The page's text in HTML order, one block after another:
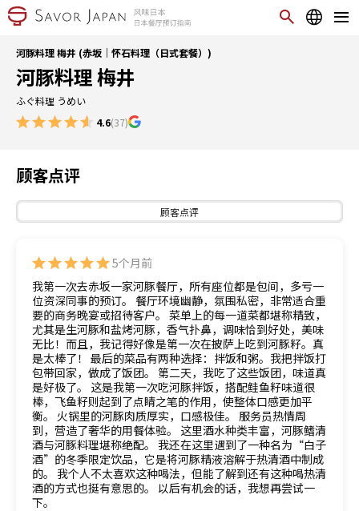
河豚料理 梅井 (赤坂｜怀石料理（日式套餐）)
河豚料理 梅井
ふぐ料理 うめい
4.6(37)
顾客点评
顾客点评
5个月前
我第一次去赤坂一家河豚餐厅，所有座位都是包间，多亏一
位资深同事的预订。 餐厅环境幽静，氛围私密，非常适合重
要的商务晚宴或招待客户。 菜单上的每一道菜都堪称精致，
尤其是生河豚和盐烤河豚，香气扑鼻，调味恰到好处，美味
无比！而且，我记得好像是第一次在披萨上吃到河豚籽。真
是太棒了！ 最后的菜品有两种选择：拌饭和粥。我把拌饭打
包带回家，做成了饭团。 第二天，我吃了这些饭团，味道真
是好极了。 这是我第一次吃河豚拌饭，搭配鲑鱼籽味道很
棒，飞鱼籽则起到了点睛之笔的作用，使整体口感更加平
衡。 火锅里的河豚肉质厚实，口感极佳。 服务员热情周
到，营造了奢华的用餐体验。 这里酒水种类丰富，河豚鳍清
酒与河豚料理堪称绝配。 我还在这里遇到了一种名为“白子
酒”的冬季限定饮品，它是将河豚精液溶解于热清酒中制成
的。 我个人不太喜欢这种喝法，但能了解到还有这种喝热清
酒的方式也挺有意思的。 以后有机会的话，我想再尝试一
下。